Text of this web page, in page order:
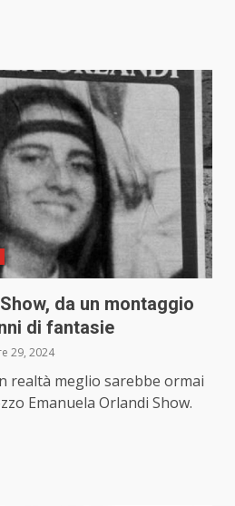
da un montaggio
di fantasie
29, 2024
realtà meglio sarebbe ormai
Emanuela Orlandi Show.